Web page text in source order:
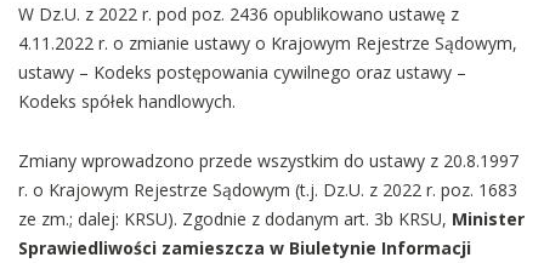
W Dz.U. z 2022 r. pod poz. 2436 opublikowano ustawę z
4.11.2022 r. o zmianie ustawy o Krajowym Rejestrze Sądowym,
ustawy – Kodeks postępowania cywilnego oraz ustawy –
Kodeks spółek handlowych.
Zmiany wprowadzono przede wszystkim do ustawy z 20.8.1997
r. o Krajowym Rejestrze Sądowym (t.j. Dz.U. z 2022 r. poz. 1683
ze zm.; dalej: KRSU). Zgodnie z dodanym art. 3b KRSU, Minister
Sprawiedliwości zamieszcza w Biuletynie Informacji